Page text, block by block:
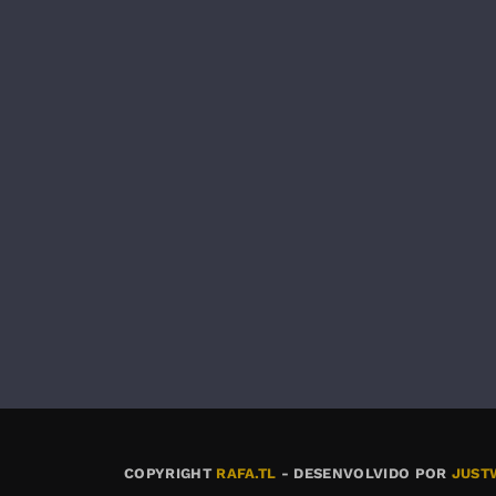
COPYRIGHT RAFA.TL - DESENVOLVIDO POR